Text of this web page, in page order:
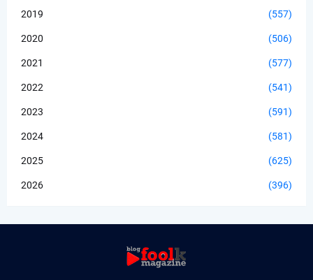
2019 (557)
2020 (506)
2021 (577)
2022 (541)
2023 (591)
2024 (581)
2025 (625)
2026 (396)